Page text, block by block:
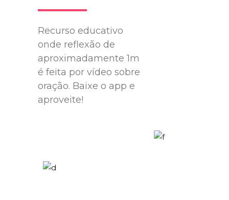
Recurso educativo
onde reflexão de
aproximadamente 1m
é feita por vídeo sobre
oração. Baixe o app e
aproveite!